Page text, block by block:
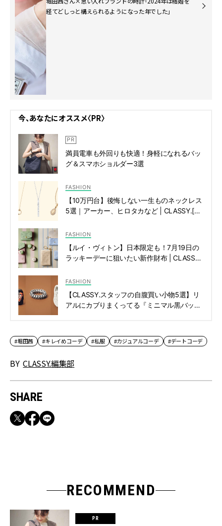
経てどしっと構えられるようになった年でした」
今、あなたにオススメ〈PR〉
満員電車も外回りも快適！身軽になれるバッ
グ＆スマホショルダー3選
FASHION
【10万円台】後悔しない一生ものネックレス
5選｜アーカー、ヒロタカなど | CLASSY.[ク
FASHION
【ルイ・ヴィトン】日本限定も！7月19日の
ラッキーデーに狙いたい新作財布 | CLASSY.
FASHION
【CLASSY.スタッフの自腹買い小物5選】リ
アルにカブりまくってる『ミニマル黒バッ
#堀田茜 #キレイめコーデ #私服 #カジュアルコーデ #デートコーデ
BY CLASSY.編集部
SHARE
RECOMMEND